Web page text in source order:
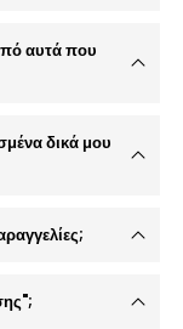
αυτά που
δικά μου